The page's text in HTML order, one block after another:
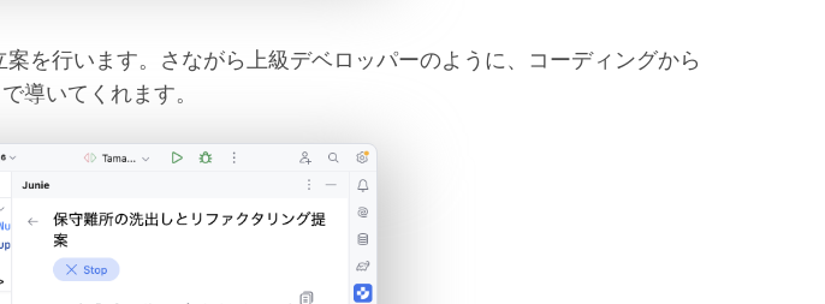
を行います。さながら上級デベロッパーのように、コーディングから
導いてくれます。